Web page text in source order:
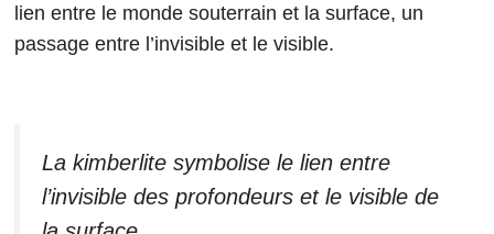
lien entre le monde souterrain et la surface, un
passage entre l’invisible et le visible.
La kimberlite symbolise le lien entre
l’invisible des profondeurs et le visible de